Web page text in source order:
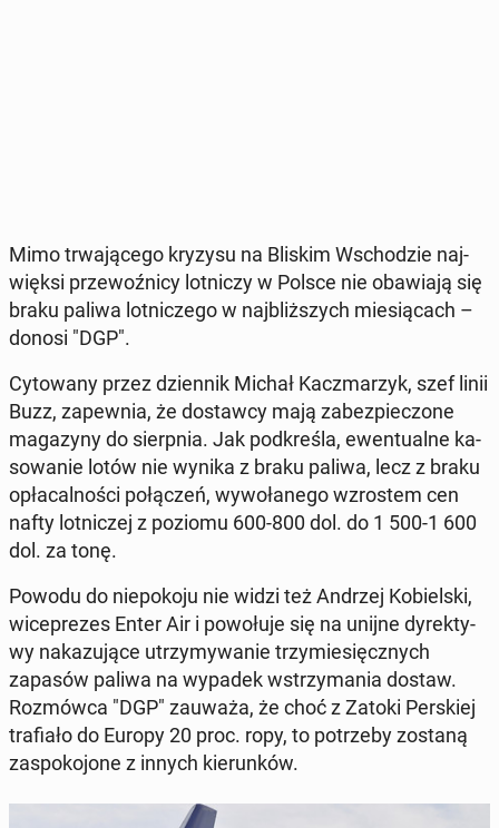
Mimo trwa­ją­ce­go kryzysu na Bliskim Wscho­dzie naj­
więk­si prze­woź­ni­cy lot­ni­czy w Polsce nie oba­wia­ją się
braku paliwa lot­ni­cze­go w naj­bliż­szych mie­sią­cach –
donosi "DGP".
Cy­to­wa­ny przez dzien­nik Michał Kacz­ma­rzyk, szef linii
Buzz, za­pew­nia, że do­staw­cy mają za­bez­pie­czo­ne
ma­ga­zy­ny do sierp­nia. Jak pod­kre­śla, ewen­tu­al­ne ka­
so­wa­nie lotów nie wynika z braku paliwa, lecz z braku
opła­cal­no­ści po­łą­czeń, wy­wo­ła­ne­go wzro­stem cen
nafty lot­ni­czej z poziomu 600-800 dol. do 1 500-1 600
dol. za tonę.
Powodu do nie­po­ko­ju nie widzi też Andrzej Ko­biel­ski,
wi­ce­pre­zes Enter Air i po­wo­łu­je się na unijne dy­rek­ty­
wy na­ka­zu­ją­ce utrzy­my­wa­nie trzy­mie­sięcz­nych
zapasów paliwa na wypadek wstrzy­ma­nia dostaw.
Roz­mów­ca "DGP" zauważa, że choć z Zatoki Per­skiej
tra­fia­ło do Europy 20 proc. ropy, to po­trze­by zostaną
za­spo­ko­jo­ne z innych kie­run­ków.